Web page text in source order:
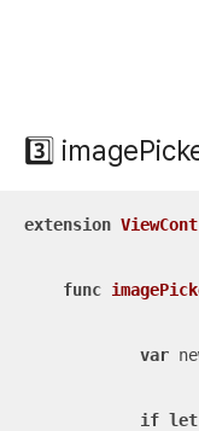
3️⃣
extension
func
var
if let